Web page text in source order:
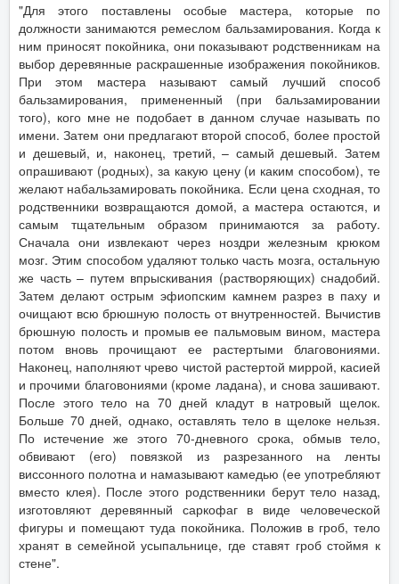
"Для этого поставлены особые мастера, которые по
должности занимаются ремеслом бальзамирования. Когда к
ним приносят покойника, они показывают родственникам на
выбор деревянные раскрашенные изображения покойников.
При этом мастера называют самый лучший способ
бальзамирования, примененный (при бальзамировании
того), кого мне не подобает в данном случае называть по
имени. Затем они предлагают второй способ, более простой
и дешевый, и, наконец, третий, – самый дешевый. Затем
опрашивают (родных), за какую цену (и каким способом), те
желают набальзамировать покойника. Если цена сходная, то
родственники возвращаются домой, а мастера остаются, и
самым тщательным образом принимаются за работу.
Сначала они извлекают через ноздри железным крюком
мозг. Этим способом удаляют только часть мозга, остальную
же часть – путем впрыскивания (растворяющих) снадобий.
Затем делают острым эфиопским камнем разрез в паху и
очищают всю брюшную полость от внутренностей. Вычистив
брюшную полость и промыв ее пальмовым вином, мастера
потом вновь прочищают ее растертыми благовониями.
Наконец, наполняют чрево чистой растертой миррой, касией
и прочими благовониями (кроме ладана), и снова зашивают.
После этого тело на 70 дней кладут в натровый щелок.
Больше 70 дней, однако, оставлять тело в щелоке нельзя.
По истечение же этого 70-дневного срока, обмыв тело,
обвивают (его) повязкой из разрезанного на ленты
виссонного полотна и намазывают камедью (ее употребляют
вместо клея). После этого родственники берут тело назад,
изготовляют деревянный саркофаг в виде человеческой
фигуры и помещают туда покойника. Положив в гроб, тело
хранят в семейной усыпальнице, где ставят гроб стоймя к
стене".